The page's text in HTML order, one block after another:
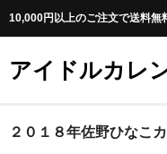
10,000円以上のご注文で送料無
アイドルカレ
ホーム
２０１８年佐野ひなこ